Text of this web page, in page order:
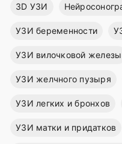
3D УЗИ
УЗИ беременности
УЗИ вилочковой железы
УЗИ желчного пузыря
УЗИ легких и бронхов
УЗИ матки и придатков